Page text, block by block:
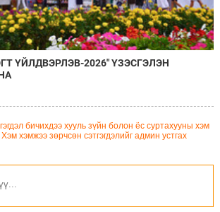
ҮЙЛДВЭРЛЭВ-2026" ҮЗЭСГЭЛЭН
бичихдээ хууль зүйн болон ёс суртахууны хэм
хэмжээ зөрчсөн сэтгэгдэлийг админ устгах